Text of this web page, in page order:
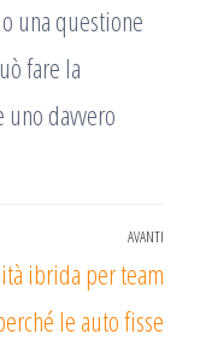
una questione
fare la
davvero
AVANTI
ibrida per team
le auto fisse